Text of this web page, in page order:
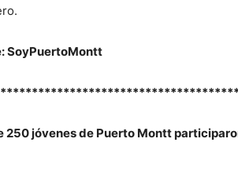
SoyPuertoMontt
250 jóvenes de Puerto Montt